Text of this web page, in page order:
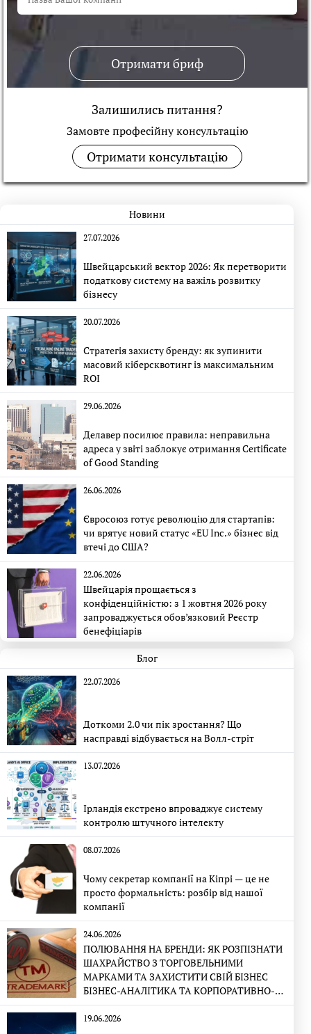
Отримати бриф
Залишились питання?
Замовте професійну консультацiю
Отримати консультацію
Новини
27.07.2026
Швейцарський вектор 2026: Як перетворити
податкову систему на важіль розвитку
бізнесу
20.07.2026
Стратегія захисту бренду: як зупинити
масовий кіберсквотинг із максимальним
ROI
29.06.2026
Делавер посилює правила: неправильна
адреса у звіті заблокує отримання Certificate
of Good Standing
26.06.2026
Євросоюз готує революцію для стартапів:
чи врятує новий статус «EU Inc.» бізнес від
втечі до США?
22.06.2026
Швейцарія прощається з
конфіденційністю: з 1 жовтня 2026 року
запроваджується обов’язковий Реєстр
бенефіціарів
Блог
22.07.2026
Доткоми 2.0 чи пік зростання? Що
насправді відбувається на Волл-стріт
13.07.2026
Ірландія екстрено впроваджує систему
контролю штучного інтелекту
08.07.2026
Чому секретар компанії на Кіпрі — це не
просто формальність: розбір від нашої
компанії
24.06.2026
ПОЛЮВАННЯ НА БРЕНДИ: ЯК РОЗПІЗНАТИ
ШАХРАЙСТВО З ТОРГОВЕЛЬНИМИ
МАРКАМИ ТА ЗАХИСТИТИ СВІЙ БІЗНЕС
БІЗНЕС-АНАЛІТИКА ТА КОРПОРАТИВНО-
ПРАВОВА ЕКСПЕРТИЗА
19.06.2026